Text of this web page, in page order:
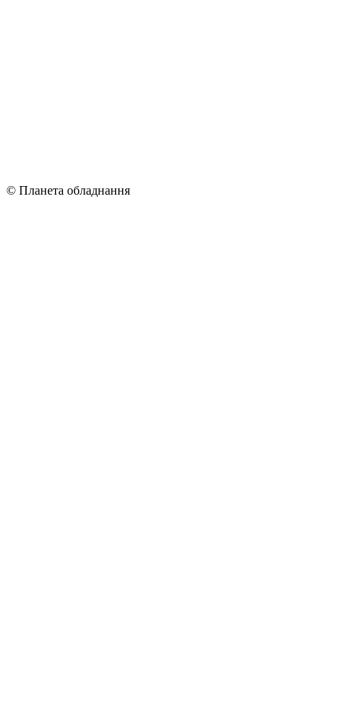
© Планета обладнання